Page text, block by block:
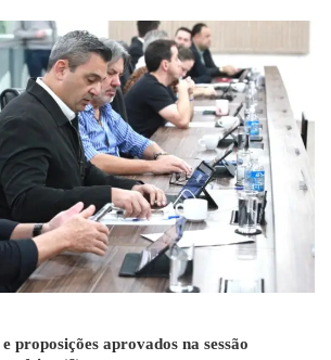
proposições aprovados na sessão